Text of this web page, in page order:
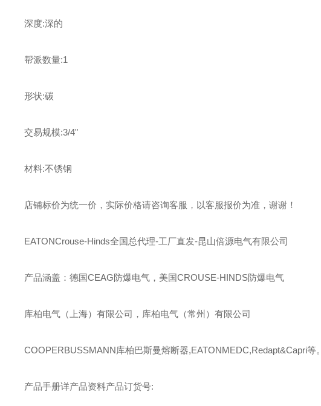
深度:深的
帮派数量:1
形状:碳
交易规模:3/4"
材料:不锈钢
店铺标价为统一价，实际价格请咨询客服，以客服报价为准，谢谢！
EATONCrouse-Hinds全国总代理-工厂直发-昆山倍源电气有限公司
产品涵盖：德国CEAG防爆电气，美国CROUSE-HINDS防爆电气
库柏电气（上海）有限公司，库柏电气（常州）有限公司
COOPERBUSSMANN库柏巴斯曼熔断器,EATONMEDC,Redapt&Capri等。
产品手册详产品资料产品订货号: